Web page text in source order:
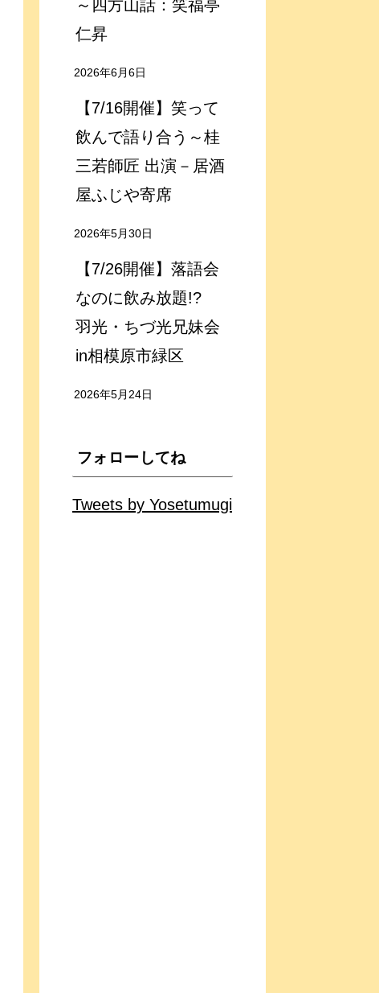
～四方山話：笑福亭
仁昇
2026年6月6日
【7/16開催】笑って
飲んで語り合う～桂
三若師匠 出演－居酒
屋ふじや寄席
2026年5月30日
【7/26開催】落語会
なのに飲み放題!?
羽光・ちづ光兄妹会
in相模原市緑区
2026年5月24日
フォローしてね
Tweets by Yosetumugi